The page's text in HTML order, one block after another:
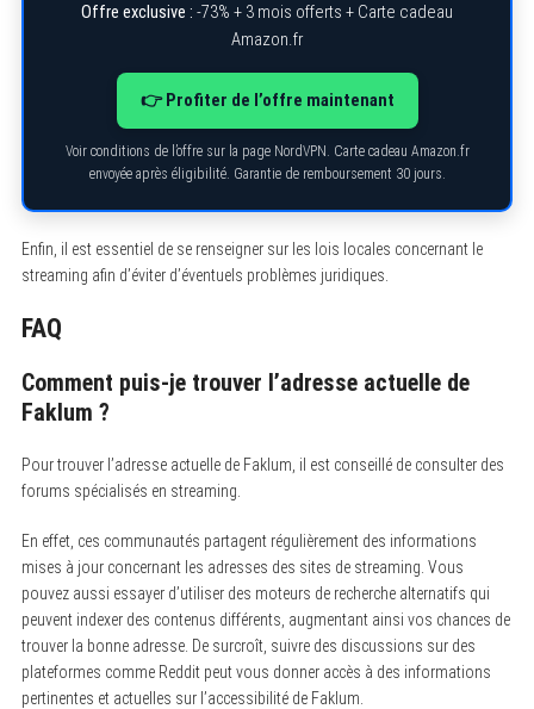
Offre exclusive : -73% + 3 mois offerts + Carte cadeau
Amazon.fr
👉 Profiter de l’offre maintenant
Voir conditions de l’offre sur la page NordVPN. Carte cadeau Amazon.fr
envoyée après éligibilité. Garantie de remboursement 30 jours.
Enfin, il est essentiel de se renseigner sur les lois locales concernant le
streaming afin d’éviter d’éventuels problèmes juridiques.
FAQ
Comment puis-je trouver l’adresse actuelle de
Faklum ?
Pour trouver l’adresse actuelle de Faklum, il est conseillé de consulter des
forums spécialisés en streaming.
En effet, ces communautés partagent régulièrement des informations
mises à jour concernant les adresses des sites de streaming. Vous
pouvez aussi essayer d’utiliser des moteurs de recherche alternatifs qui
peuvent indexer des contenus différents, augmentant ainsi vos chances de
trouver la bonne adresse. De surcroît, suivre des discussions sur des
plateformes comme Reddit peut vous donner accès à des informations
pertinentes et actuelles sur l’accessibilité de Faklum.
f
o